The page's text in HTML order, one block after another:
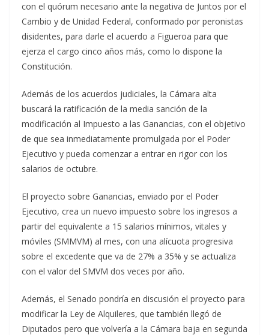
con el quórum necesario ante la negativa de Juntos por el
Cambio y de Unidad Federal, conformado por peronistas
disidentes, para darle el acuerdo a Figueroa para que
ejerza el cargo cinco años más, como lo dispone la
Constitución.
Además de los acuerdos judiciales, la Cámara alta
buscará la ratificación de la media sanción de la
modificación al Impuesto a las Ganancias, con el objetivo
de que sea inmediatamente promulgada por el Poder
Ejecutivo y pueda comenzar a entrar en rigor con los
salarios de octubre.
El proyecto sobre Ganancias, enviado por el Poder
Ejecutivo, crea un nuevo impuesto sobre los ingresos a
partir del equivalente a 15 salarios mínimos, vitales y
móviles (SMMVM) al mes, con una alícuota progresiva
sobre el excedente que va de 27% a 35% y se actualiza
con el valor del SMVM dos veces por año.
Además, el Senado pondría en discusión el proyecto para
modificar la Ley de Alquileres, que también llegó de
Diputados pero que volvería a la Cámara baja en segunda